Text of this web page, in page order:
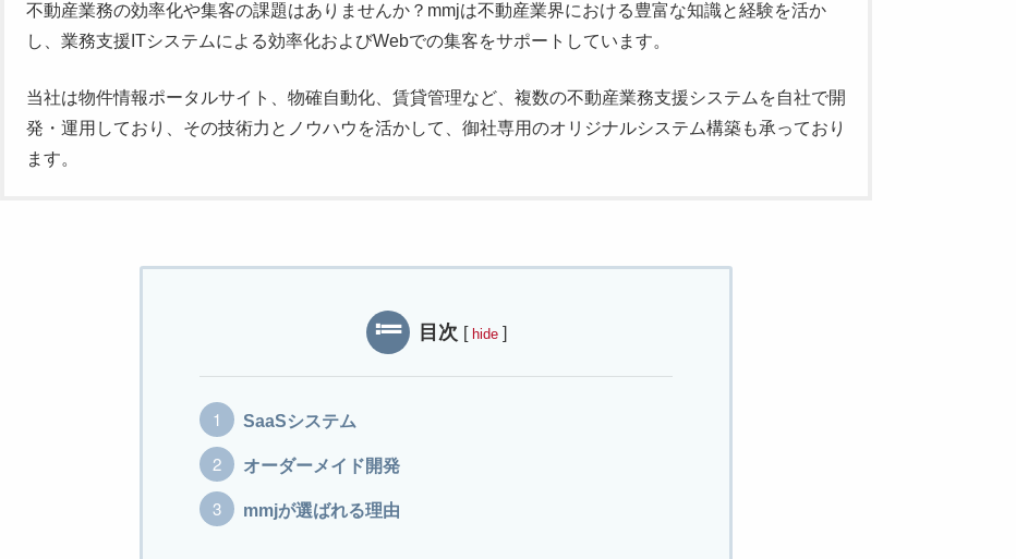
不動産業務の効率化や集客の課題はありませんか？mmjは不動産業界における豊富な知識と経験を活か
し、業務支援ITシステムによる効率化およびWebでの集客をサポートしています。
当社は物件情報ポータルサイト、物確自動化、賃貸管理など、複数の不動産業務支援システムを自社で開
発・運用しており、その技術力とノウハウを活かして、御社専用のオリジナルシステム構築も承っており
ます。
目次 [ hide ]
SaaSシステム
オーダーメイド開発
mmjが選ばれる理由